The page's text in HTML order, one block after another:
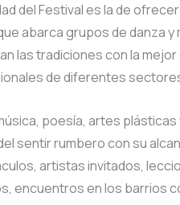
del Festival es la de
abarca grupos de danza
las tradiciones con la
de diferentes
poesía, artes
sentir rumbero con su
artistas invitados,
encuentros en los barrios